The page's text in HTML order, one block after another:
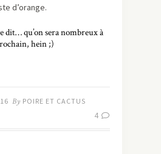
d’orange.
qu’on sera nombreux à
hein ;)
By POIRE ET CACTUS
4